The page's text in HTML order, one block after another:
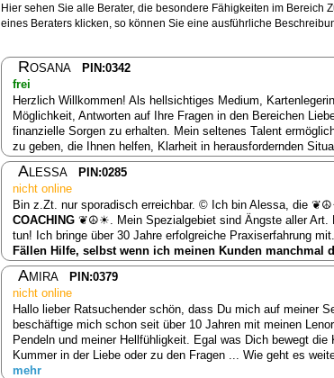
Hier sehen Sie alle Berater, die besondere Fähigkeiten im Bereich
eines Beraters klicken, so können Sie eine ausführliche
Rosana
PIN:0342
frei
Herzlich Willkommen! Als hellsichtiges Medium,
Möglichkeit, Antworten auf Ihre Fragen in den Bereichen
finanzielle Sorgen zu erhalten. Mein seltenes Talent
zu geben, die Ihnen helfen, Klarheit in herausfordernden
Alessa
PIN:0285
nicht online
Bin z.Zt. nur sporadisch erreichbar. © Ich bin Alessa, die
COACHING ❦☮☀. Mein Spezialgebiet sind Ängste aller Art.
tun! Ich bringe über 30 Jahre erfolgreiche Praxiserfahrung mit.
Fällen Hilfe, selbst wenn ich meinen Kunden manchmal
Amira
PIN:0379
nicht online
Hallo lieber Ratsuchender schön, dass Du mich auf meiner
beschäftige mich schon seit über 10 Jahren mit meinen
Pendeln und meiner Hellfühligkeit. Egal was Dich bewegt
Kummer in der Liebe oder zu den Fragen ... Wie geht es
mehr